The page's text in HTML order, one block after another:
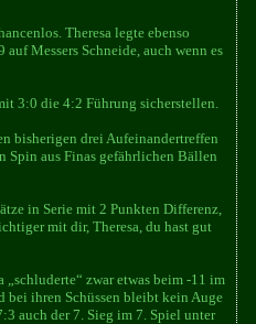
Theresa legte ebenso
Messers Schneide, auch wenn es
3:0 die 4:2 Führung sicherstellen.
bisherigen drei Aufeinandertreffen
Spin aus Finas gefährlichen Bällen
in Serie mit 2 Punkten Differenz,
mit dir, Theresa, du hast gut
zwar etwas beim -11 im
bei ihren Schüssen bleibt kein Auge
auch der 7. Sieg im 7. Spiel unter